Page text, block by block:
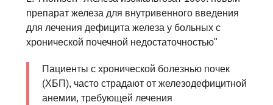
препарат железа для внутривенного введения
для лечения дефицита железа у больных с
хронической почечной недостаточностью"
Пациенты с хронической болезнью почек
(ХБП), часто страдают от железодефицитной
анемии, требующей лечения